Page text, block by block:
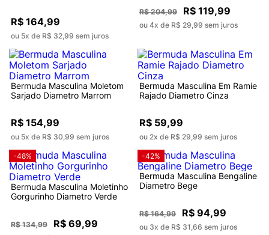
R$ 164,99
ou 5x de R$ 32,99 sem juros
R$ 204,99 R$ 119,99
ou 4x de R$ 29,99 sem juros
Bermuda Masculina Moletom
Sarjado Diametro Marrom
R$ 154,99
ou 5x de R$ 30,99 sem juros
Bermuda Masculina Em Ramie
Rajado Diametro Cinza
R$ 59,99
ou 2x de R$ 29,99 sem juros
-48%
Bermuda Masculina Moletinho
Gorgurinho Diametro Verde
R$ 134,99 R$ 69,99
-42%
Bermuda Masculina Bengaline
Diametro Bege
R$ 164,99 R$ 94,99
ou 3x de R$ 31,66 sem juros